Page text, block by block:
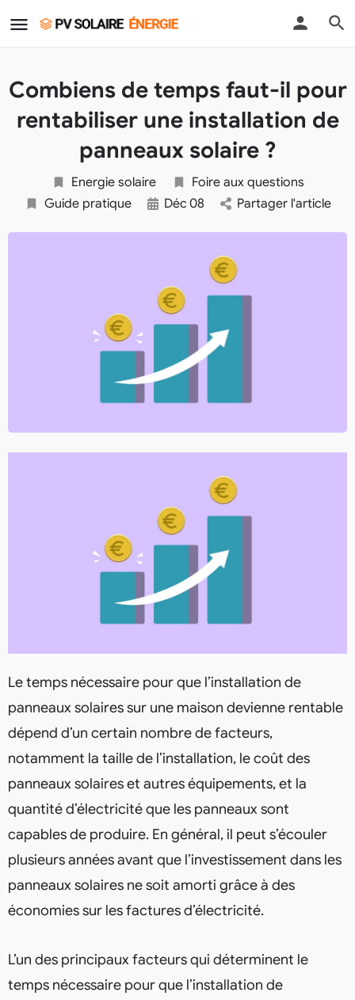
Combiens de temps faut-il pour
rentabiliser une installation de
panneaux solaire ?
Energie solaire
Foire aux questions
Guide pratique
Déc 08 Partager l'article
Le temps nécessaire pour que l’installation de
panneaux solaires sur une maison devienne rentable
dépend d’un certain nombre de facteurs,
notamment la taille de l’installation, le coût des
panneaux solaires et autres équipements, et la
quantité d’électricité que les panneaux sont
capables de produire. En général, il peut s’écouler
plusieurs années avant que l’investissement dans les
panneaux solaires ne soit amorti grâce à des
économies sur les factures d’électricité.
L’un des principaux facteurs qui déterminent le
temps nécessaire pour que l’installation de